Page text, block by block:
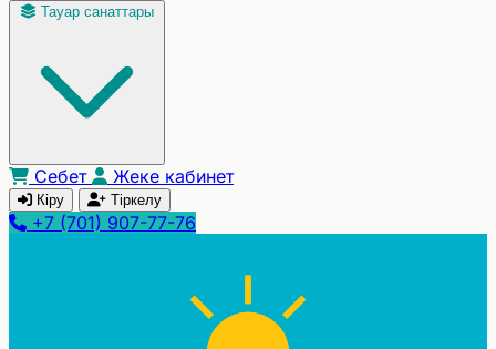
Тауар санаттары
Себет Жеке кабинет
Кіру Тіркелу
+7 (701) 907-77-76